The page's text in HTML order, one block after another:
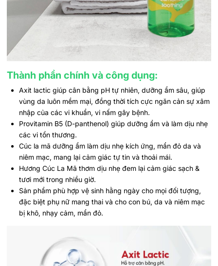
Thành phần chính và công dụng:
Axit lactic giúp cân bằng pH tự nhiên, dưỡng ẩm sâu, giúp
vùng da luôn mềm mại, đồng thời tích cực ngăn cản sự xâm
nhập của các vi khuẩn, vi nấm gây bệnh.
Provitamin B5 (D-panthenol) giúp dưỡng ẩm và làm dịu nhẹ
các vi tổn thương.
Cúc la mã dưỡng ẩm làm dịu nhẹ kích ứng, mẩn đỏ da và
niêm mạc, mang lại cảm giác tự tin và thoải mái.
Hương Cúc La Mã thơm dịu nhẹ đem lại cảm giác sạch &
tươi mới trong nhiều giờ.
Sản phẩm phù hợp vệ sinh hằng ngày cho mọi đối tượng,
đặc biệt phụ nữ mang thai và cho con bú, da và niêm mạc
bị khô, nhạy cảm, mẩn đỏ.